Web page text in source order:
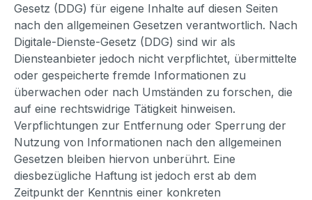
Gesetz (DDG) für eigene Inhalte auf diesen Seiten
nach den allgemeinen Gesetzen verantwortlich. Nach
Digitale-Dienste-Gesetz (DDG) sind wir als
Diensteanbieter jedoch nicht verpflichtet, übermittelte
oder gespeicherte fremde Informationen zu
überwachen oder nach Umständen zu forschen, die
auf eine rechtswidrige Tätigkeit hinweisen.
Verpflichtungen zur Entfernung oder Sperrung der
Nutzung von Informationen nach den allgemeinen
Gesetzen bleiben hiervon unberührt. Eine
diesbezügliche Haftung ist jedoch erst ab dem
Zeitpunkt der Kenntnis einer konkreten